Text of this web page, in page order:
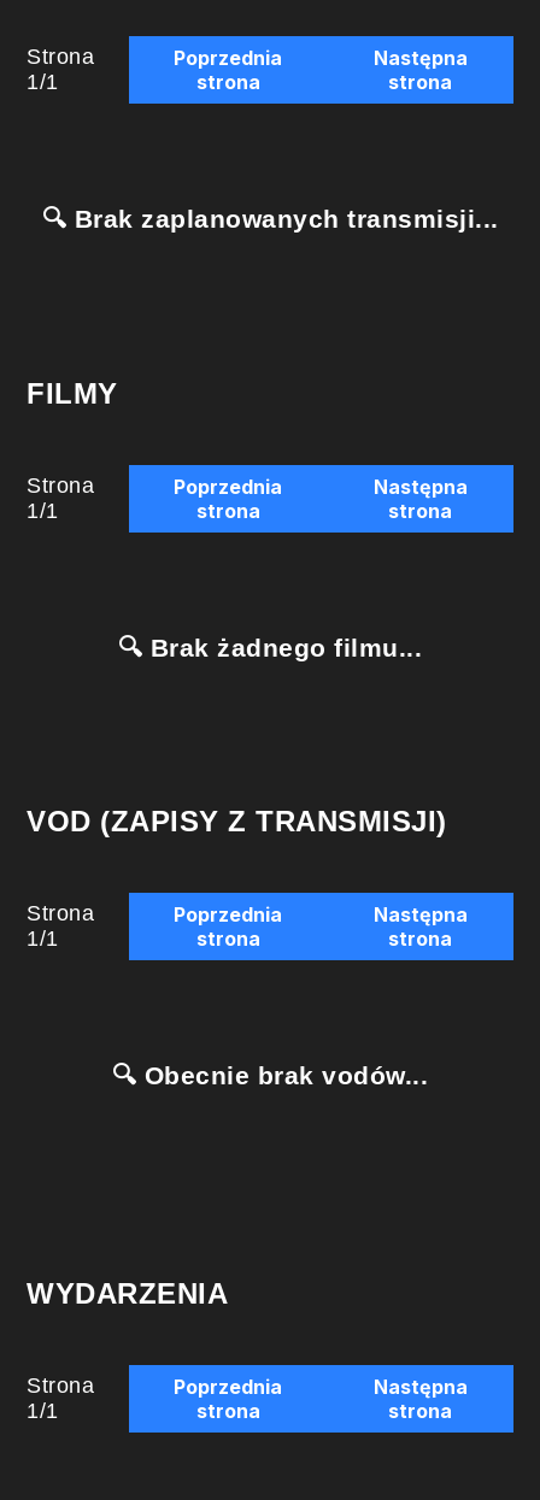
Strona
1/1
Poprzednia
strona
Następna
strona
🔍 Brak zaplanowanych transmisji...
FILMY
Strona
1/1
Poprzednia
strona
Następna
strona
🔍 Brak żadnego filmu...
VOD (ZAPISY Z TRANSMISJI)
Strona
1/1
Poprzednia
strona
Następna
strona
🔍 Obecnie brak vodów...
WYDARZENIA
Strona
1/1
Poprzednia
strona
Następna
strona